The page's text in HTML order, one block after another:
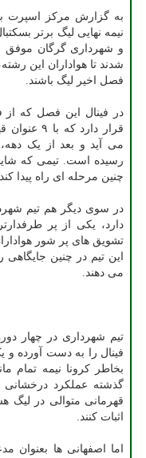
به گزارش مرکز اسپرت
نیمه نهایی لیگ برتر
و شهرداری گرگان
شدند تا هواداران این
فصل اخیر لیگ باشند.
در فینال این فصل که
قرار دارد
می آید و بعد از یک
رسیده است. تیمی که
چنین مرحله ای راه پیدا
در سوی دیگر هم تیم
دارد، یکی از پر
تشویق های پر شور
این تیم در چنین
می دهند.
فینال را به دست آورده
گذشته عملکرد درخشانی
قهرمانی متوالی در لیگ
اثبات کنند.
اما اصفهانی ها بعنوان